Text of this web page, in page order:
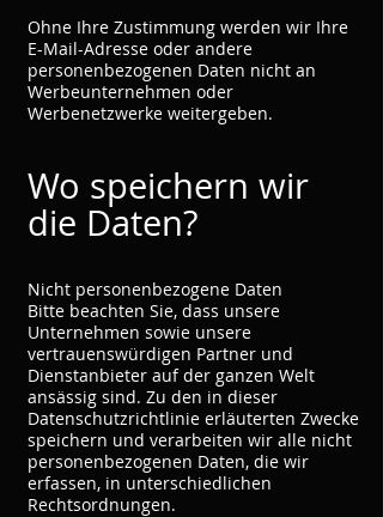
Ohne Ihre Zustimmung werden wir Ihre
E-Mail-Adresse oder andere
personenbezogenen Daten nicht an
Werbeunternehmen oder
Werbenetzwerke weitergeben.
Wo speichern wir
die Daten?
Nicht personenbezogene Daten
Bitte beachten Sie, dass unsere
Unternehmen sowie unsere
vertrauenswürdigen Partner und
Dienstanbieter auf der ganzen Welt
ansässig sind. Zu den in dieser
Datenschutzrichtlinie erläuterten Zwecke
speichern und verarbeiten wir alle nicht
personenbezogenen Daten, die wir
erfassen, in unterschiedlichen
Rechtsordnungen.